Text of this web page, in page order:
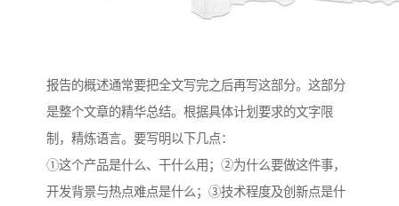
报告的概述通常要把全文写完之后再写这部分。这部分
是整个文章的精华总结。根据具体计划要求的文字限
制，精炼语言。要写明以下几点：
①这个产品是什么、干什么用；②为什么要做这件事，
开发背景与热点难点是什么；③技术程度及创新点是什